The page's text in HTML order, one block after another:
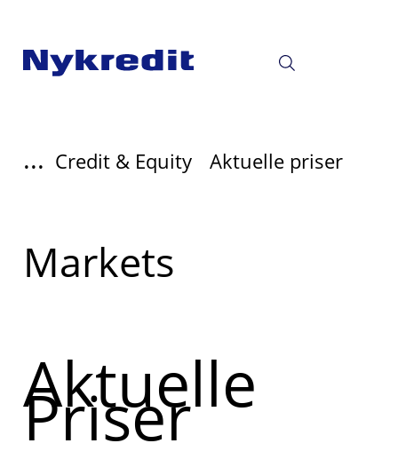
... Credit & Equity Aktuelle priser
Read
more
Markets
Aktuelle
Priser